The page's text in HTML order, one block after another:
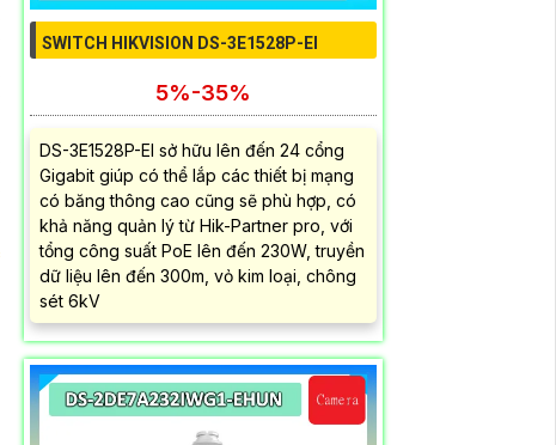
SWITCH HIKVISION DS-3E1528P-EI
5%-35%
DS-3E1528P-EI sở hữu lên đến 24 cổng
Gigabit giúp có thể lắp các thiết bị mạng
có băng thông cao cũng sẽ phù hợp, có
khả năng quản lý từ Hik-Partner pro, với
tổng công suất PoE lên đến 230W, truyền
dữ liệu lên đến 300m, vỏ kim loại, chông
sét 6kV